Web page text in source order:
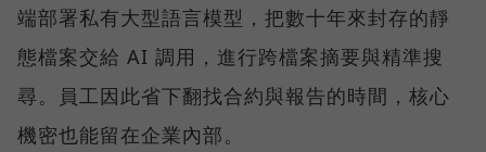
端部署私有大型語言模型，把數十年來封存的靜
態檔案交給 AI 調用，進行跨檔案摘要與精準搜
尋。員工因此省下翻找合約與報告的時間，核心
機密也能留在企業內部。